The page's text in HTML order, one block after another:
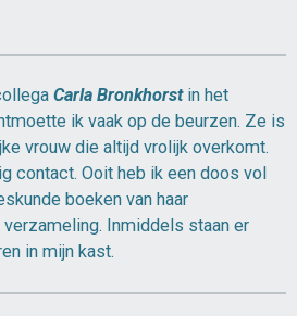
Carla Bronkhorstin het
ik vaak op de beurzen. Ze is
vrouw die altijd vrolijk overkomt.
contact. Ooit heb ik een doos vol
boeken van haar
Inmiddels staan er
in mijn kast.